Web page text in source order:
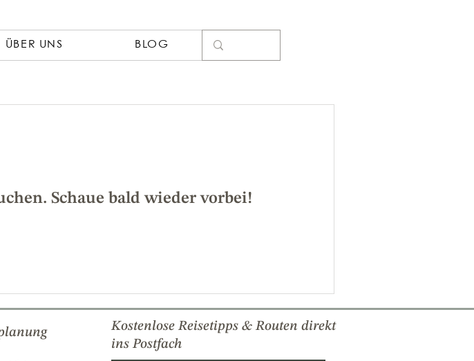
ÜBER UNS BLOG
Schaue bald wieder vorbei!
Kostenlose Reisetipps & Routen direkt
ins Postfach